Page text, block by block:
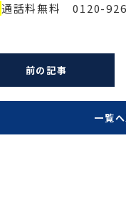
通話料無料 0120-
前の記事
一覧